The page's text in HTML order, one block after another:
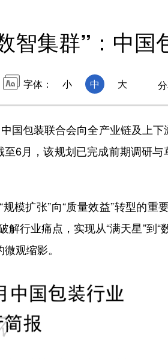
智集群”：中
字体： 小 中 大
包装联合会向全产业链及上下
6月，该规划已完成前期调研
扩张”向“质量效益”转型的重
行业痛点，实现从“满天星”到“
观缩影。